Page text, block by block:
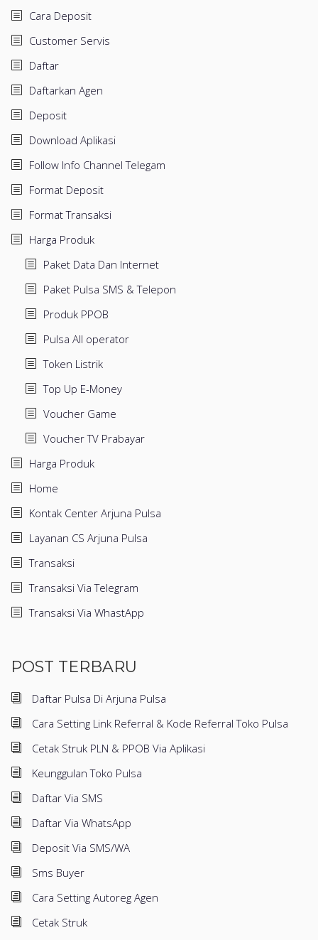
Cara Deposit
Customer Servis
Daftar
Daftarkan Agen
Deposit
Download Aplikasi
Follow Info Channel Telegam
Format Deposit
Format Transaksi
Harga Produk
Paket Data Dan Internet
Paket Pulsa SMS & Telepon
Produk PPOB
Pulsa All operator
Token Listrik
Top Up E-Money
Voucher Game
Voucher TV Prabayar
Harga Produk
Home
Kontak Center Arjuna Pulsa
Layanan CS Arjuna Pulsa
Transaksi
Transaksi Via Telegram
Transaksi Via WhastApp
POST TERBARU
Daftar Pulsa Di Arjuna Pulsa
Cara Setting Link Referral & Kode Referral Toko Pulsa
Cetak Struk PLN & PPOB Via Aplikasi
Keunggulan Toko Pulsa
Daftar Via SMS
Daftar Via WhatsApp
Deposit Via SMS/WA
Sms Buyer
Cara Setting Autoreg Agen
Cetak Struk